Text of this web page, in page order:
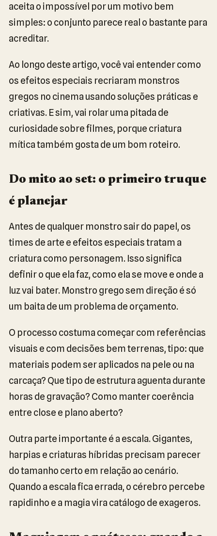
aceita o impossível por um motivo bem
simples: o conjunto parece real o bastante para
acreditar.
Ao longo deste artigo, você vai entender como
os efeitos especiais recriaram monstros
gregos no cinema usando soluções práticas e
criativas. E sim, vai rolar uma pitada de
curiosidade sobre filmes, porque criatura
mítica também gosta de um bom roteiro.
Do mito ao set: o primeiro truque
é planejar
Antes de qualquer monstro sair do papel, os
times de arte e efeitos especiais tratam a
criatura como personagem. Isso significa
definir o que ela faz, como ela se move e onde a
luz vai bater. Monstro grego sem direção é só
um baita de um problema de orçamento.
O processo costuma começar com referências
visuais e com decisões bem terrenas, tipo: que
materiais podem ser aplicados na pele ou na
carcaça? Que tipo de estrutura aguenta durante
horas de gravação? Como manter coerência
entre close e plano aberto?
Outra parte importante é a escala. Gigantes,
harpias e criaturas híbridas precisam parecer
do tamanho certo em relação ao cenário.
Quando a escala fica errada, o cérebro percebe
rapidinho e a magia vira catálogo de exageros.